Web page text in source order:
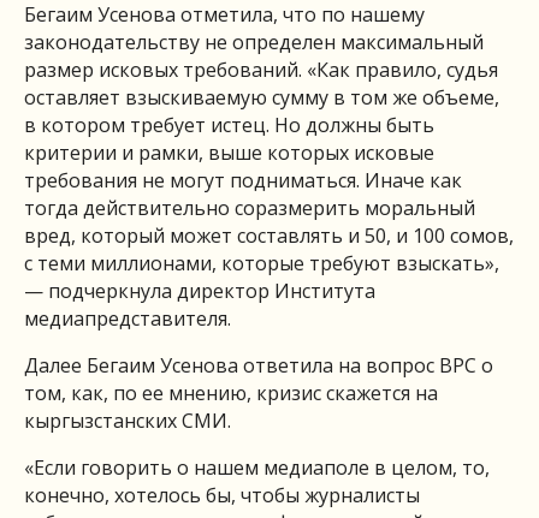
Бегаим Усенова отметила, что по нашему
законодательству не определен максимальный
размер исковых требований. «Как правило, судья
оставляет взыскиваемую сумму в том же объеме,
в котором требует истец. Но должны быть
критерии и рамки, выше которых исковые
требования не могут подниматься. Иначе как
тогда действительно соразмерить моральный
вред, который может составлять и 50, и 100 сомов,
с теми миллионами, которые требуют взыскать»,
— подчеркнула директор Института
медиапредставителя.
Далее Бегаим Усенова ответила на вопрос BPC о
том, как, по ее мнению, кризис скажется на
кыргызстанских СМИ.
«Если говорить о нашем медиаполе в целом, то,
конечно, хотелось бы, чтобы журналисты